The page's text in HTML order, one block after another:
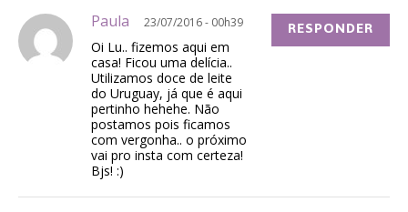
Paula 23/07/2016 - 00h39
Oi Lu.. fizemos aqui em
casa! Ficou uma delícia..
Utilizamos doce de leite
do Uruguay, já que é aqui
pertinho hehehe. Não
postamos pois ficamos
com vergonha.. o próximo
vai pro insta com certeza!
Bjs! :)
RESPONDER